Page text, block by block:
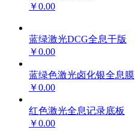
￥0.00
蓝绿激光DCG全息干版
￥0.00
蓝绿色激光卤化银全息膜
￥0.00
红色激光全息记录底板
￥0.00